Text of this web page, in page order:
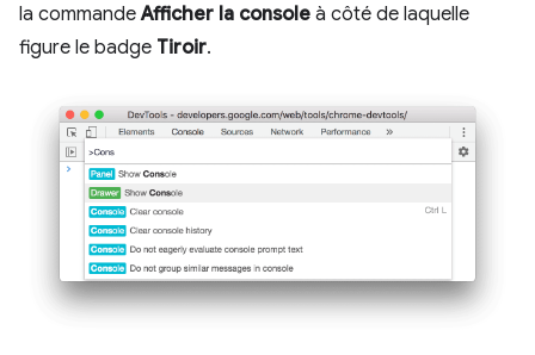
la commandeAfficher la console à côté de laquelle
figure le badge Tiroir.